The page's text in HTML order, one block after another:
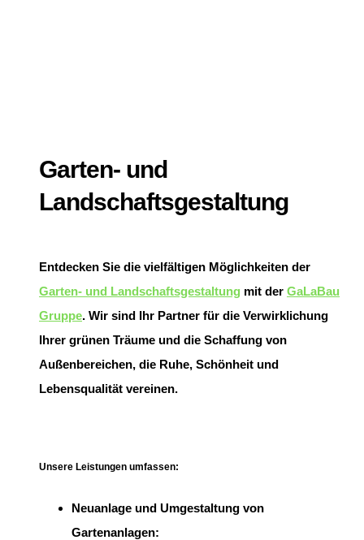
Garten- und
Landschaftsgestaltung
Entdecken Sie die vielfältigen Möglichkeiten der
Garten- und Landschaftsgestaltung mit der GaLaBau
Gruppe. Wir sind Ihr Partner für die Verwirklichung
Ihrer grünen Träume und die Schaffung von
Außenbereichen, die Ruhe, Schönheit und
Lebensqualität vereinen.
Unsere Leistungen umfassen:
Neuanlage und Umgestaltung von
Gartenanlagen: